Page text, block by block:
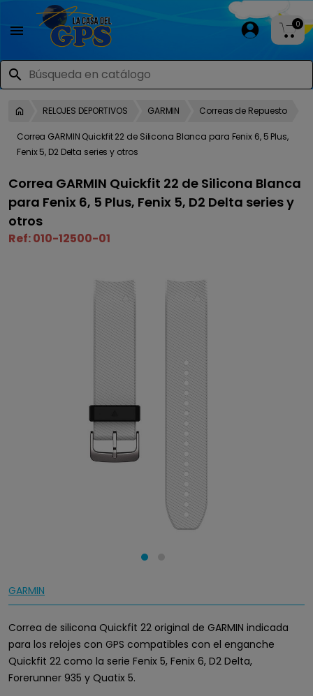

search
0
RELOJES DEPORTIVOS GARMIN Correas de Repuesto
Correa GARMIN Quickfit 22 de Silicona Blanca para Fenix 6, 5 Plus,
Fenix 5, D2 Delta series y otros
Correa GARMIN Quickfit 22 de Silicona Blanca
para Fenix 6, 5 Plus, Fenix 5, D2 Delta series y
otros
Ref:010-12500-01
GARMIN
Correa de silicona Quickfit 22 original de GARMIN indicada
para los relojes con GPS compatibles con el enganche
Quickfit 22 como la serie Fenix 5, Fenix 6, D2 Delta,
Forerunner 935 y Quatix 5.